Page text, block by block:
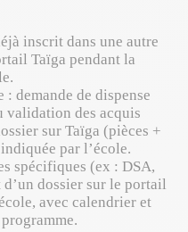
inscrit dans une autre
Taïga pendant la
demande de dispense
validation des acquis
sur Taïga (pièces +
par l’école.
spécifiques (ex : DSA,
dossier sur le portail
avec calendrier et